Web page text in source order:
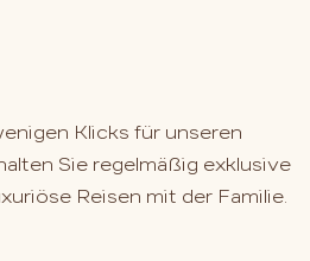
Klicks für unseren
Sie regelmäßig exklusive
Reisen mit der Familie.